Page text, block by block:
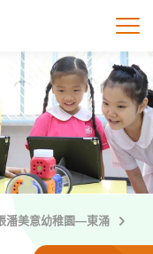
打
潘美意幼稚園—東涌